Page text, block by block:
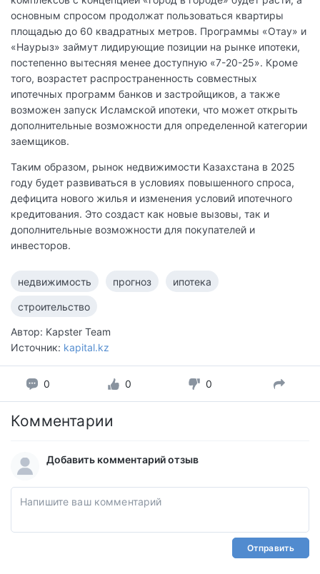
основным спросом продолжат пользоваться квартиры
площадью до 60 квадратных метров. Программы «Отау» и
«Наурыз» займут лидирующие позиции на рынке ипотеки,
постепенно вытесняя менее доступную «7-20-25». Кроме
того, возрастет распространенность совместных
ипотечных программ банков и застройщиков, а также
возможен запуск Исламской ипотеки, что может открыть
дополнительные возможности для определенной категории
заемщиков.
Таким образом, рынок недвижимости Казахстана в 2025
году будет развиваться в условиях повышенного спроса,
дефицита нового жилья и изменения условий ипотечного
кредитования. Это создаст как новые вызовы, так и
дополнительные возможности для покупателей и
инвесторов.
недвижимость прогноз ипотека
строительство
Автор: Kapster Team
Источник: kapital.kz
0 0 0
Комментарии
Добавить комментарий отзыв
Отправить